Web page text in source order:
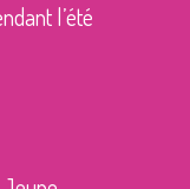
l’été